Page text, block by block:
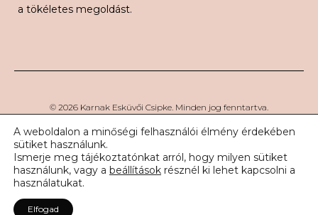
a tökéletes megoldást.
© 2026 Karnak Esküvői Csipke. Minden jog fenntartva.
A weboldalon a minőségi felhasználói élmény érdekében
sütiket használunk.
Ismerje meg tájékoztatónkat arról, hogy milyen sütiket
használunk, vagy a beállítások résznél ki lehet kapcsolni a
használatukat.
Elfogad